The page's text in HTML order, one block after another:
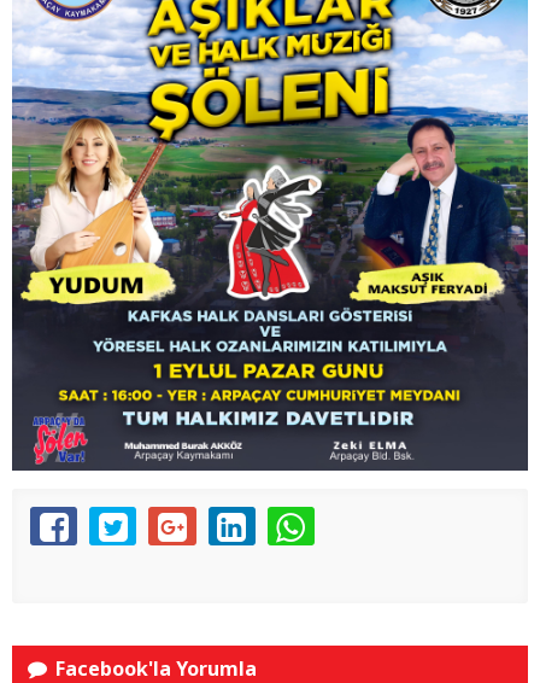
Facebook'la Yorumla